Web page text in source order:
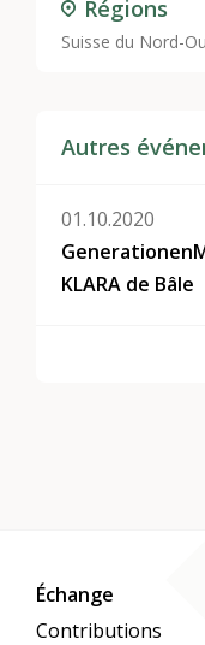
Régions
Suisse du Nord-
Autres
01.10.2020
KLARA de Bâle
Échange
Contributions